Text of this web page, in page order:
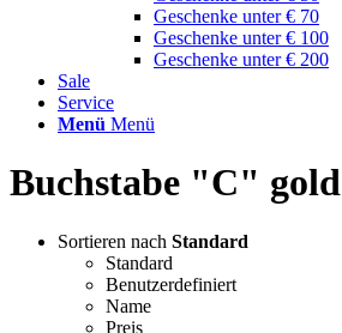
Geschenke unter € 70
Geschenke unter € 100
Geschenke unter € 200
Sale
Service
Menü Menü
Buchstabe "C" gold
Sortieren nach Standard
Standard
Benutzerdefiniert
Name
Preis